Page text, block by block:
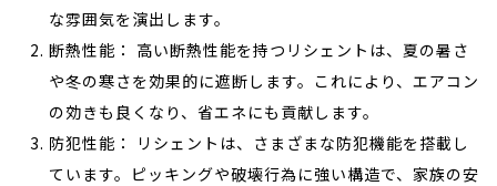
な雰囲気を演出します。
断熱性能： 高い断熱性能を持つリシェントは、夏の暑さ
や冬の寒さを効果的に遮断します。これにより、エアコン
の効きも良くなり、省エネにも貢献します。
防犯性能： リシェントは、さまざまな防犯機能を搭載し
ています。ピッキングや破壊行為に強い構造で、家族の安